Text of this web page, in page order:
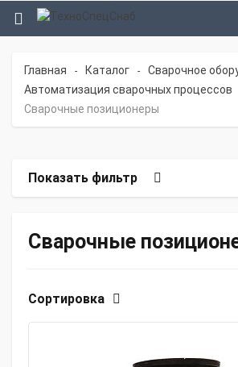
Главная - Каталог - Сварочное
Автоматизация сварочных процессов
Сварочные позиционеры
Показать фильтр
Сварочные
Сортировка